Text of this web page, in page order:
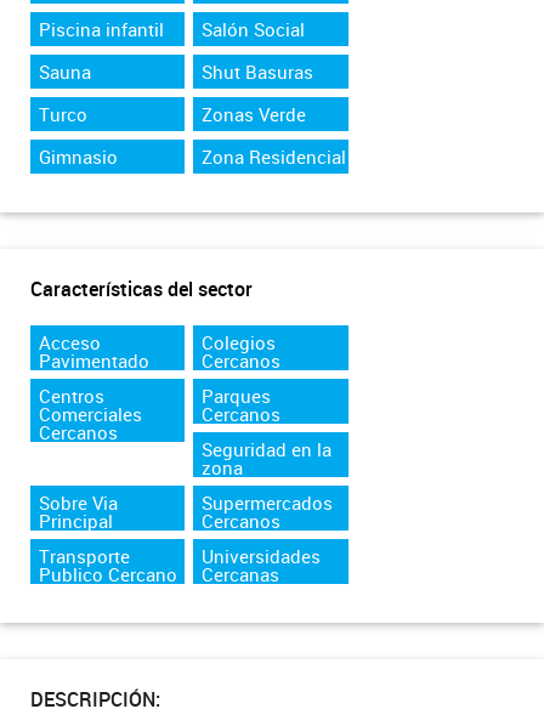
Piscina infantil
Salón Social
Sauna
Shut Basuras
Turco
Zonas Verde
Gimnasio
Zona Residencial
Características del sector
Acceso
Pavimentado
Colegios
Cercanos
Centros
Comerciales
Cercanos
Parques
Cercanos
Seguridad en la
zona
Sobre Via
Principal
Supermercados
Cercanos
Transporte
Publico Cercano
Universidades
Cercanas
DESCRIPCIÓN: